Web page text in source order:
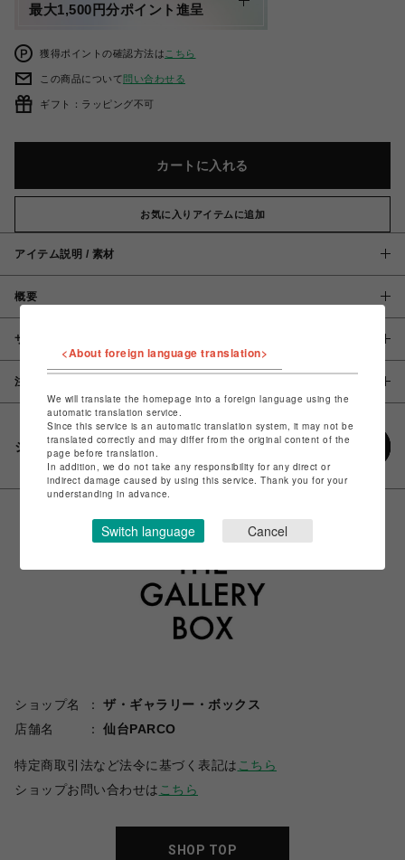
最大1,500円分ポイント進呈
獲得ポイントの確認方法は こちら
この商品について問い合わせる
ギフト：ラッピング不可
カートに入れる
お気に入りアイテムに追加
アイテム説明 / 素材
概要
サイズ
注意事項
シェアする
ショップ名
ザ・ギャラリー・ボックス
店舗名
仙台PARCO
特定商取引法など法令に基づく表記は こちら
ショップお問い合わせは こちら
SHOP TOP
<About foreign language translation>
We will translate the homepage into a foreign language using the
automatic translation service.
Since this service is an automatic translation system, it may not be
translated correctly and may differ from the original content of the
page before translation.
In addition, we do not take any responsibility for any direct or
indirect damage caused by using this service. Thank you for your
understanding in advance.
Switch language Cancel